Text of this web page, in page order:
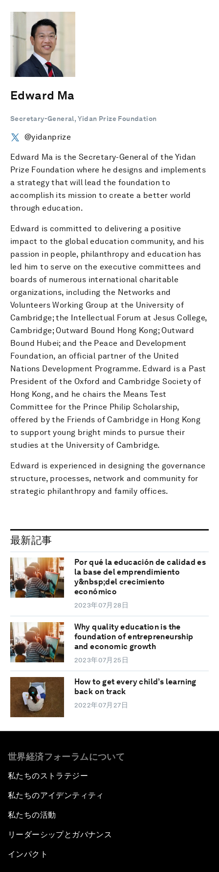
Edward Ma
Secretary-General, Yidan Prize Foundation
@yidanprize
Edward Ma is the Secretary-General of the Yidan
Prize Foundation where he designs and implements
a strategy that will lead the foundation to
accomplish its mission to create a better world
through education.
Edward is committed to delivering a positive
impact to the global education community, and his
passion in people, philanthropy and education has
led him to serve on the executive committees and
boards of numerous international charitable
organizations, including the Networks and
Volunteers Working Group at the University of
Cambridge; the Intellectual Forum at Jesus College,
Cambridge; Outward Bound Hong Kong; Outward
Bound Hubei; and the Peace and Development
Foundation, an official partner of the United
Nations Development Programme. Edward is a Past
President of the Oxford and Cambridge Society of
Hong Kong, and he chairs the Means Test
Committee for the Prince Philip Scholarship,
offered by the Friends of Cambridge in Hong Kong
to support young bright minds to pursue their
studies at the University of Cambridge.
Edward is experienced in designing the governance
structure, processes, network and community for
strategic philanthropy and family offices.
最新記事
Por qué la educación de calidad es
la base del emprendimiento
y&nbsp;del crecimiento
económico
2023年07月28日
Why quality education is the
foundation of entrepreneurship
and economic growth
2023年07月25日
How to get every child’s learning
back on track
2022年07月27日
世界経済フォーラムについて
私たちのストラテジー
私たちのアイデンティティ
私たちの活動
リーダーシップとガバナンス
インパクト